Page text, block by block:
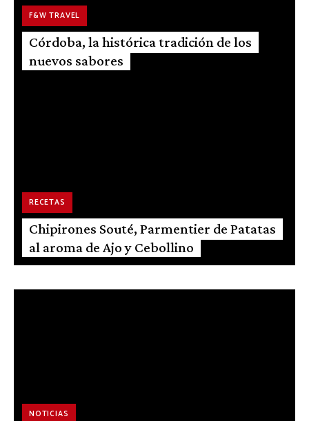
F&W TRAVEL
Córdoba, la histórica tradición de los
nuevos sabores
RECETAS
Chipirones Souté, Parmentier de Patatas
al aroma de Ajo y Cebollino
NOTICIAS